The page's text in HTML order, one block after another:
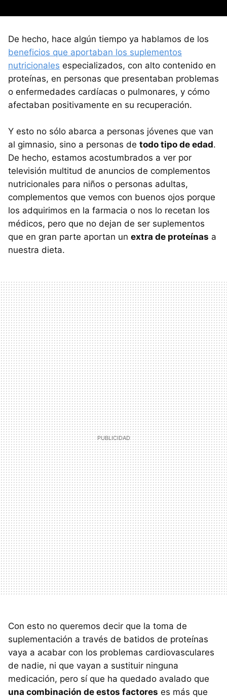
De hecho, hace algún tiempo ya hablamos de los
beneficios que aportaban los suplementos
nutricionales especializados, con alto contenido en
proteínas, en personas que presentaban problemas
o enfermedades cardíacas o pulmonares, y cómo
afectaban positivamente en su recuperación.
Y esto no sólo abarca a personas jóvenes que van
al gimnasio, sino a personas de todo tipo de edad.
De hecho, estamos acostumbrados a ver por
televisión multitud de anuncios de complementos
nutricionales para niños o personas adultas,
complementos que vemos con buenos ojos porque
los adquirimos en la farmacia o nos lo recetan los
médicos, pero que no dejan de ser suplementos
que en gran parte aportan un extra de proteínas a
nuestra dieta.
Con esto no queremos decir que la toma de
suplementación a través de batidos de proteínas
vaya a acabar con los problemas cardiovasculares
de nadie, ni que vayan a sustituir ninguna
medicación, pero sí que ha quedado avalado que
una combinación de estos factores es más que